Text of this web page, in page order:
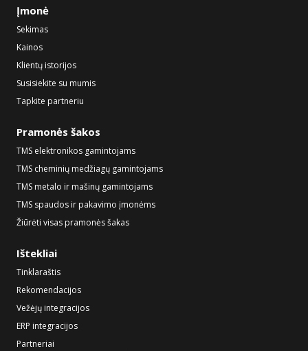
Įmonė
Sekimas
Kainos
Klientų istorijos
Susisiekite su mumis
Tapkite partneriu
Pramonės šakos
TMS elektronikos gamintojams
TMS cheminių medžiagų gamintojams
TMS metalo ir mašinų gamintojams
TMS spaudos ir pakavimo įmonėms
Žiūrėti visas pramonės šakas
Ištekliai
Tinklaraštis
Rekomendacijos
Vežėjų integracijos
ERP integracijos
Partneriai